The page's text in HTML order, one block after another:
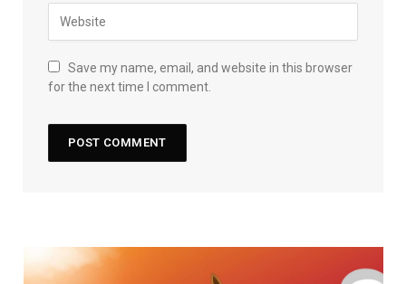
Save my name, email, and website in this browser
for the next time I comment.